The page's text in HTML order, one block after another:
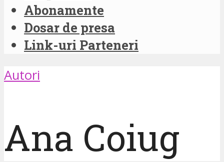
Abonamente
Dosar de presa
Link-uri Parteneri
Autori
Ana Coiug